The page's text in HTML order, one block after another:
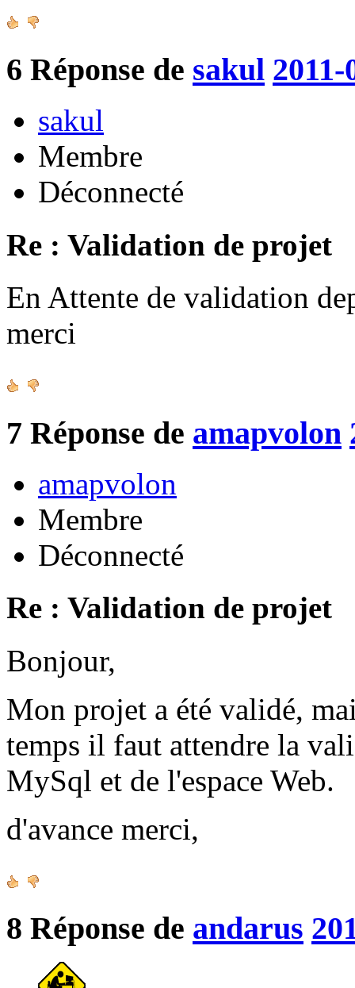
6 Réponse de sakul
sakul
Membre
Déconnecté
Re : Validation de projet
En Attente de validation
merci
7 Réponse de amapvolon
amapvolon
Membre
Déconnecté
Re : Validation de projet
Bonjour,
Mon projet a été validé,
temps il faut attendre la
MySql et de l'espace Web.
d'avance merci,
8 Réponse de andarus